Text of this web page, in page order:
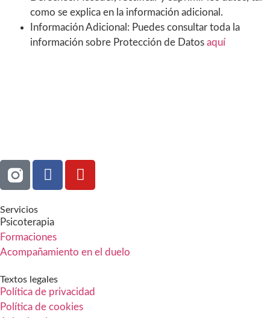
como se explica en la información adicional.
Información Adicional: Puedes consultar toda la
información sobre Protección de Datos aquí
Servicios
Psicoterapia
Formaciones
Acompañamiento en el duelo
Textos legales
Política de privacidad
Política de cookies